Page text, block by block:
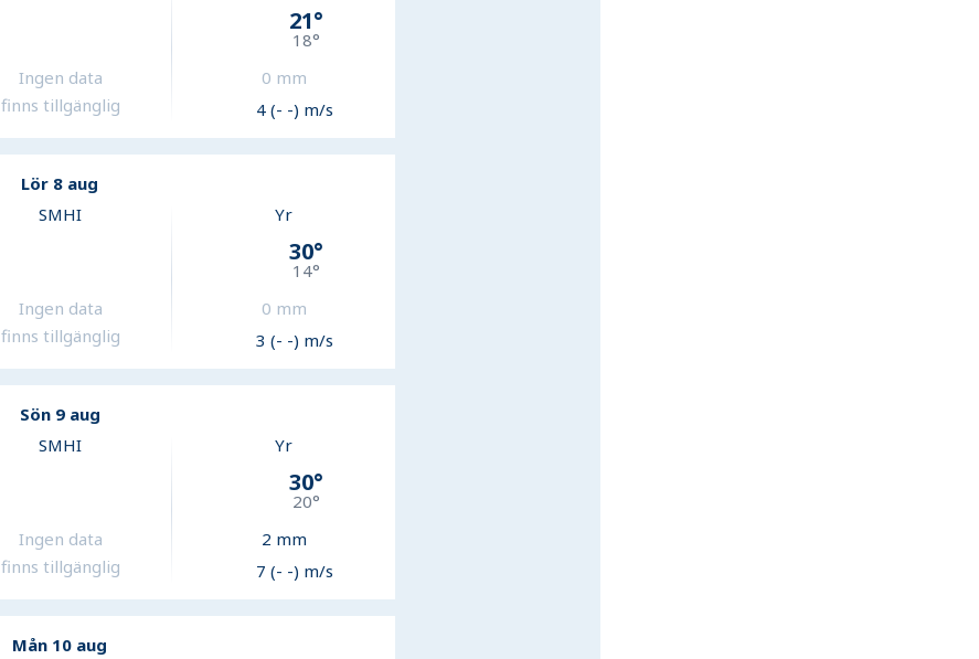
Ingen data
finns tillgänglig
21°
18°
0 mm
4 (- -) m/s
Lör 8 aug
SMHI
Ingen data
finns tillgänglig
Yr
30°
14°
0 mm
3 (- -) m/s
Sön 9 aug
SMHI
Ingen data
finns tillgänglig
Yr
30°
20°
2 mm
7 (- -) m/s
Mån 10 aug